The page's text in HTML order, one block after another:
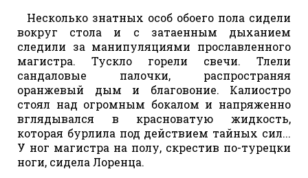
Несколько знатных особ обоего пола сидели
вокруг стола и с затаенным дыханием
следили за манипуляциями прославленного
магистра. Тускло горели свечи. Тлели
сандаловые палочки, распространяя
оранжевый дым и благовоние. Калиостро
стоял над огромным бокалом и напряженно
вглядывался в красноватую жидкость,
которая бурлила под действием тайных сил...
У ног магистра на полу, скрестив по-турецки
ноги, сидела Лоренца.